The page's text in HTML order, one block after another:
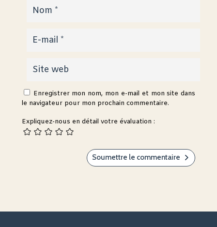
Enregistrer mon nom, mon e-mail et mon site dans
le navigateur pour mon prochain commentaire.
Expliquez-nous en détail votre évaluation :
Soumettre le commentaire